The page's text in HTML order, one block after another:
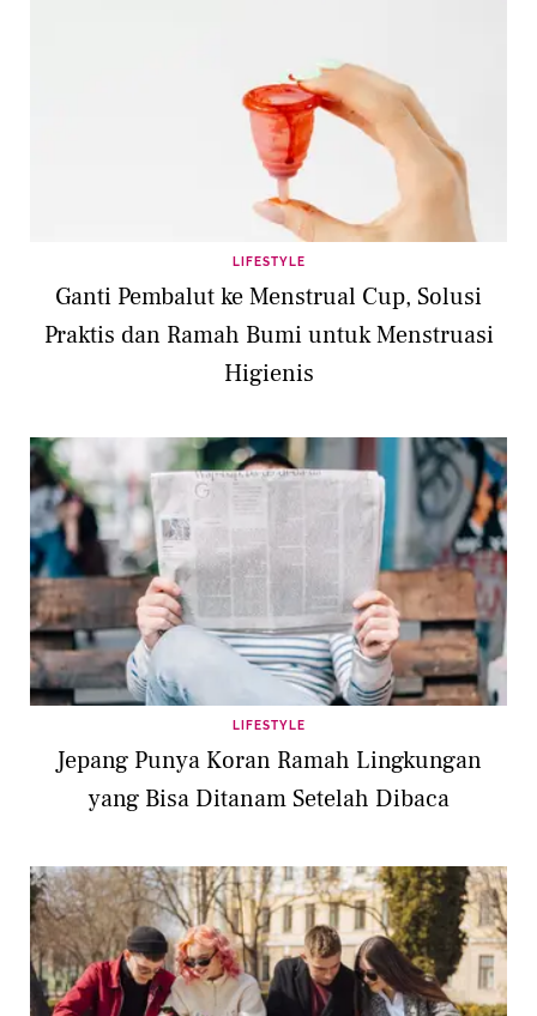
LIFESTYLE
Ganti Pembalut ke Menstrual Cup, Solusi
Praktis dan Ramah Bumi untuk Menstruasi
Higienis
LIFESTYLE
Jepang Punya Koran Ramah Lingkungan
yang Bisa Ditanam Setelah Dibaca